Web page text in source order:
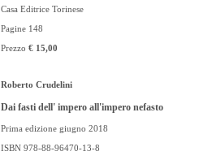
Casa Editrice Torinese
Pagine 148
Prezzo € 15,00
Roberto Crudelini
Dai fasti dell' impero all'impero nefasto
Prima edizione giugno 2018
ISBN 978-88-96470-13-8